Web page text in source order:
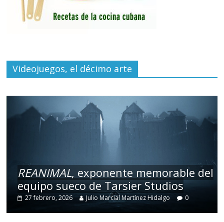
Videojuegos, el décimo arte
REANIMAL, exponente memorable del
equipo sueco de Tarsier Studios
27 febrero, 2026 Julio Marcial Martínez Hidalgo 0